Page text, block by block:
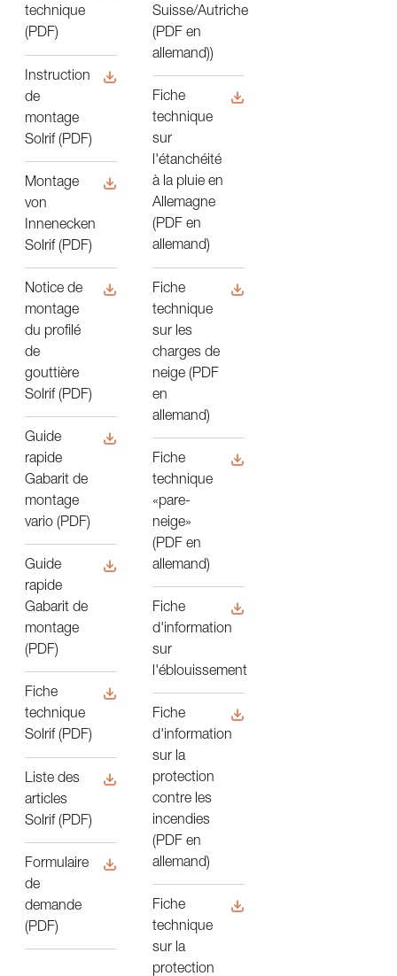
technique
(PDF)
Instruction
de
montage
Solrif (PDF)
Montage
von
Innenecken
Solrif (PDF)
Notice de
montage
du profilé
de
gouttière
Solrif (PDF)
Guide
rapide
Gabarit de
montage
vario (PDF)
Guide
rapide
Gabarit de
montage
(PDF)
Fiche
technique
Solrif (PDF)
Liste des
articles
Solrif (PDF)
Formulaire
de
demande
(PDF)
Suisse/Autriche
(PDF en
allemand))
Fiche
technique
sur
l'étanchéité
à la pluie en
Allemagne
(PDF en
allemand)
Fiche
technique
sur les
charges de
neige (PDF
en
allemand)
Fiche
technique
«pare-
neige»
(PDF en
allemand)
Fiche
d'information
sur
l'éblouissement
Fiche
d'information
sur la
protection
contre les
incendies
(PDF en
allemand)
Fiche
technique
sur la
protection